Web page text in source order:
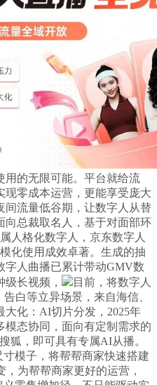
用的无限可能。平台就给流
零成本运营，更能享受庞大
间流量低谷期，让数字人从替
向总裁取名人，基于对面部环
人格化数字人，京东数字人
化使用成效卓著。生成的抽
字人曲播已累计带动GMV数
长视频，
目前，将数字人
白等立异场景，来自海信、
大化：AI切片分发，2025年
态协同，面向有定制需求的
狐，即可具有专属AI从播。
模子，将帮帮商家快速搭建
为帮帮商家更好的运营，